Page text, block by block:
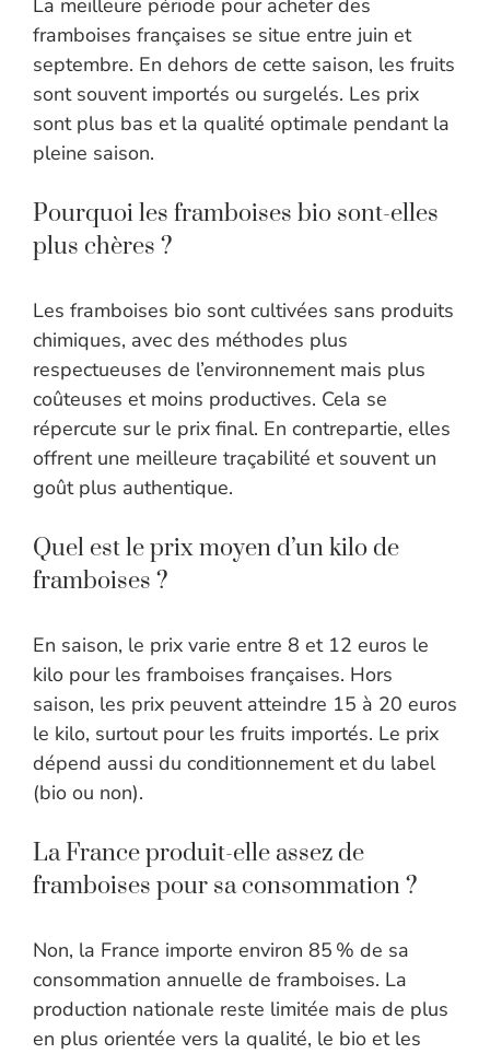
La meilleure période pour acheter des
framboises françaises se situe entre juin et
septembre. En dehors de cette saison, les fruits
sont souvent importés ou surgelés. Les prix
sont plus bas et la qualité optimale pendant la
pleine saison.
Pourquoi les framboises bio sont-elles
plus chères ?
Les framboises bio sont cultivées sans produits
chimiques, avec des méthodes plus
respectueuses de l’environnement mais plus
coûteuses et moins productives. Cela se
répercute sur le prix final. En contrepartie, elles
offrent une meilleure traçabilité et souvent un
goût plus authentique.
Quel est le prix moyen d’un kilo de
framboises ?
En saison, le prix varie entre 8 et 12 euros le
kilo pour les framboises françaises. Hors
saison, les prix peuvent atteindre 15 à 20 euros
le kilo, surtout pour les fruits importés. Le prix
dépend aussi du conditionnement et du label
(bio ou non).
La France produit-elle assez de
framboises pour sa consommation ?
Non, la France importe environ 85 % de sa
consommation annuelle de framboises. La
production nationale reste limitée mais de plus
en plus orientée vers la qualité, le bio et les